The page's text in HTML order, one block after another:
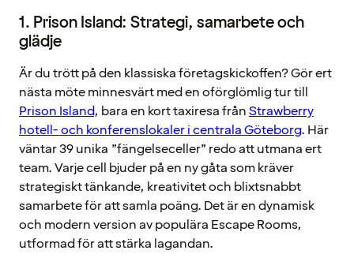
1. Prison Island: Strategi, samarbete och
glädje
Är du trött på den klassiska företagskickoffen? Gör ert
nästa möte minnesvärt med en oförglömlig tur till
Prison Island, bara en kort taxiresa frånStrawberry
hotell- och konferenslokaler i centrala Göteborg. Här
väntar 39 unika ”fängelseceller” redo att utmana ert
team. Varje cell bjuder på en ny gåta som kräver
strategiskt tänkande, kreativitet och blixtsnabbt
samarbete för att samla poäng. Det är en dynamisk
och modern version av populära Escape Rooms,
utformad för att stärka lagandan.